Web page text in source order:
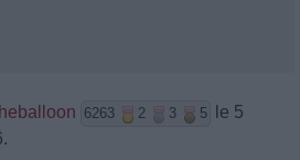
6263 2 3 5
le 5